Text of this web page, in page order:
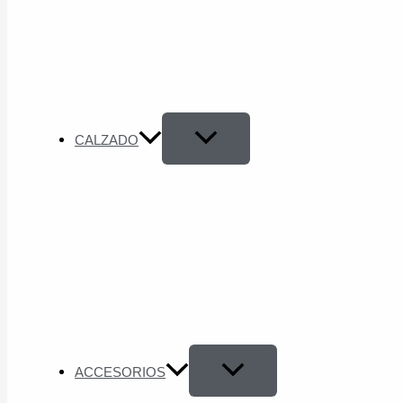
CALZADO
ACCESORIOS